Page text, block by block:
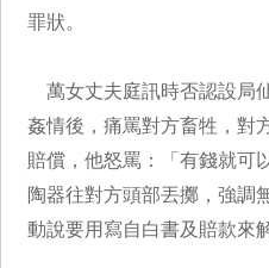
罪狀。
萬女丈夫庭訊時否認設局
姦情後，痛罵對方畜牲，對
賠償，他怒罵：「有錢就可
陶器往對方頭部丟擲，強調
動說要用寫自白書及賠款來